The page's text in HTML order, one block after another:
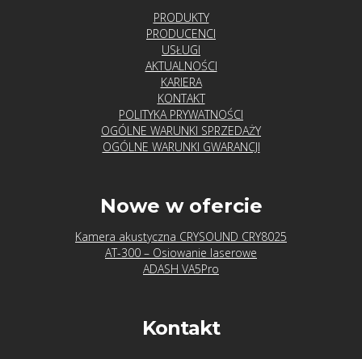
PRODUKTY
PRODUCENCI
USŁUGI
AKTUALNOŚCI
KARIERA
KONTAKT
POLITYKA PRYWATNOŚCI
OGÓLNE WARUNKI SPRZEDAŻY
OGÓLNE WARUNKI GWARANCJI
Nowe w ofercie
Kamera akustyczna CRYSOUND CRY8025
AT-300 – Osiowanie laserowe
ADASH VA5Pro
Kontakt